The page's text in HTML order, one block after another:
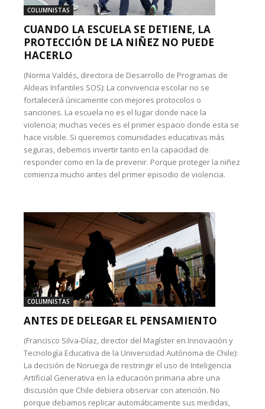
COLUMNISTAS
CUANDO LA ESCUELA SE DETIENE, LA
PROTECCIÓN DE LA NIÑEZ NO PUEDE
HACERLO
(Norma Valdés, directora de Desarrollo de Programas de
Aldeas Infantiles SOS): La convivencia escolar no se
fortalecerá únicamente con mejores protocolos o
sanciones. La escuela no es el lugar donde nace la
violencia; muchas veces es el primer espacio donde esta se
hace visible. Si queremos comunidades educativas más
seguras, debemos invertir tanto en la capacidad de
responder como en la de prevenir. Porque proteger la niñez
comienza mucho antes del primer episodio de violencia.
COLUMNISTAS
ANTES DE DELEGAR EL PENSAMIENTO
(Francisco Silva-Díaz, director del Magíster en Innovación y
Tecnología Educativa de la Universidad Autónoma de Chile):
La decisión de Noruega de restringir el uso de Inteligencia
Artificial Generativa en la educación primaria abre una
discusión que Chile debiera observar con atención. No
porque debamos replicar automáticamente sus medidas,